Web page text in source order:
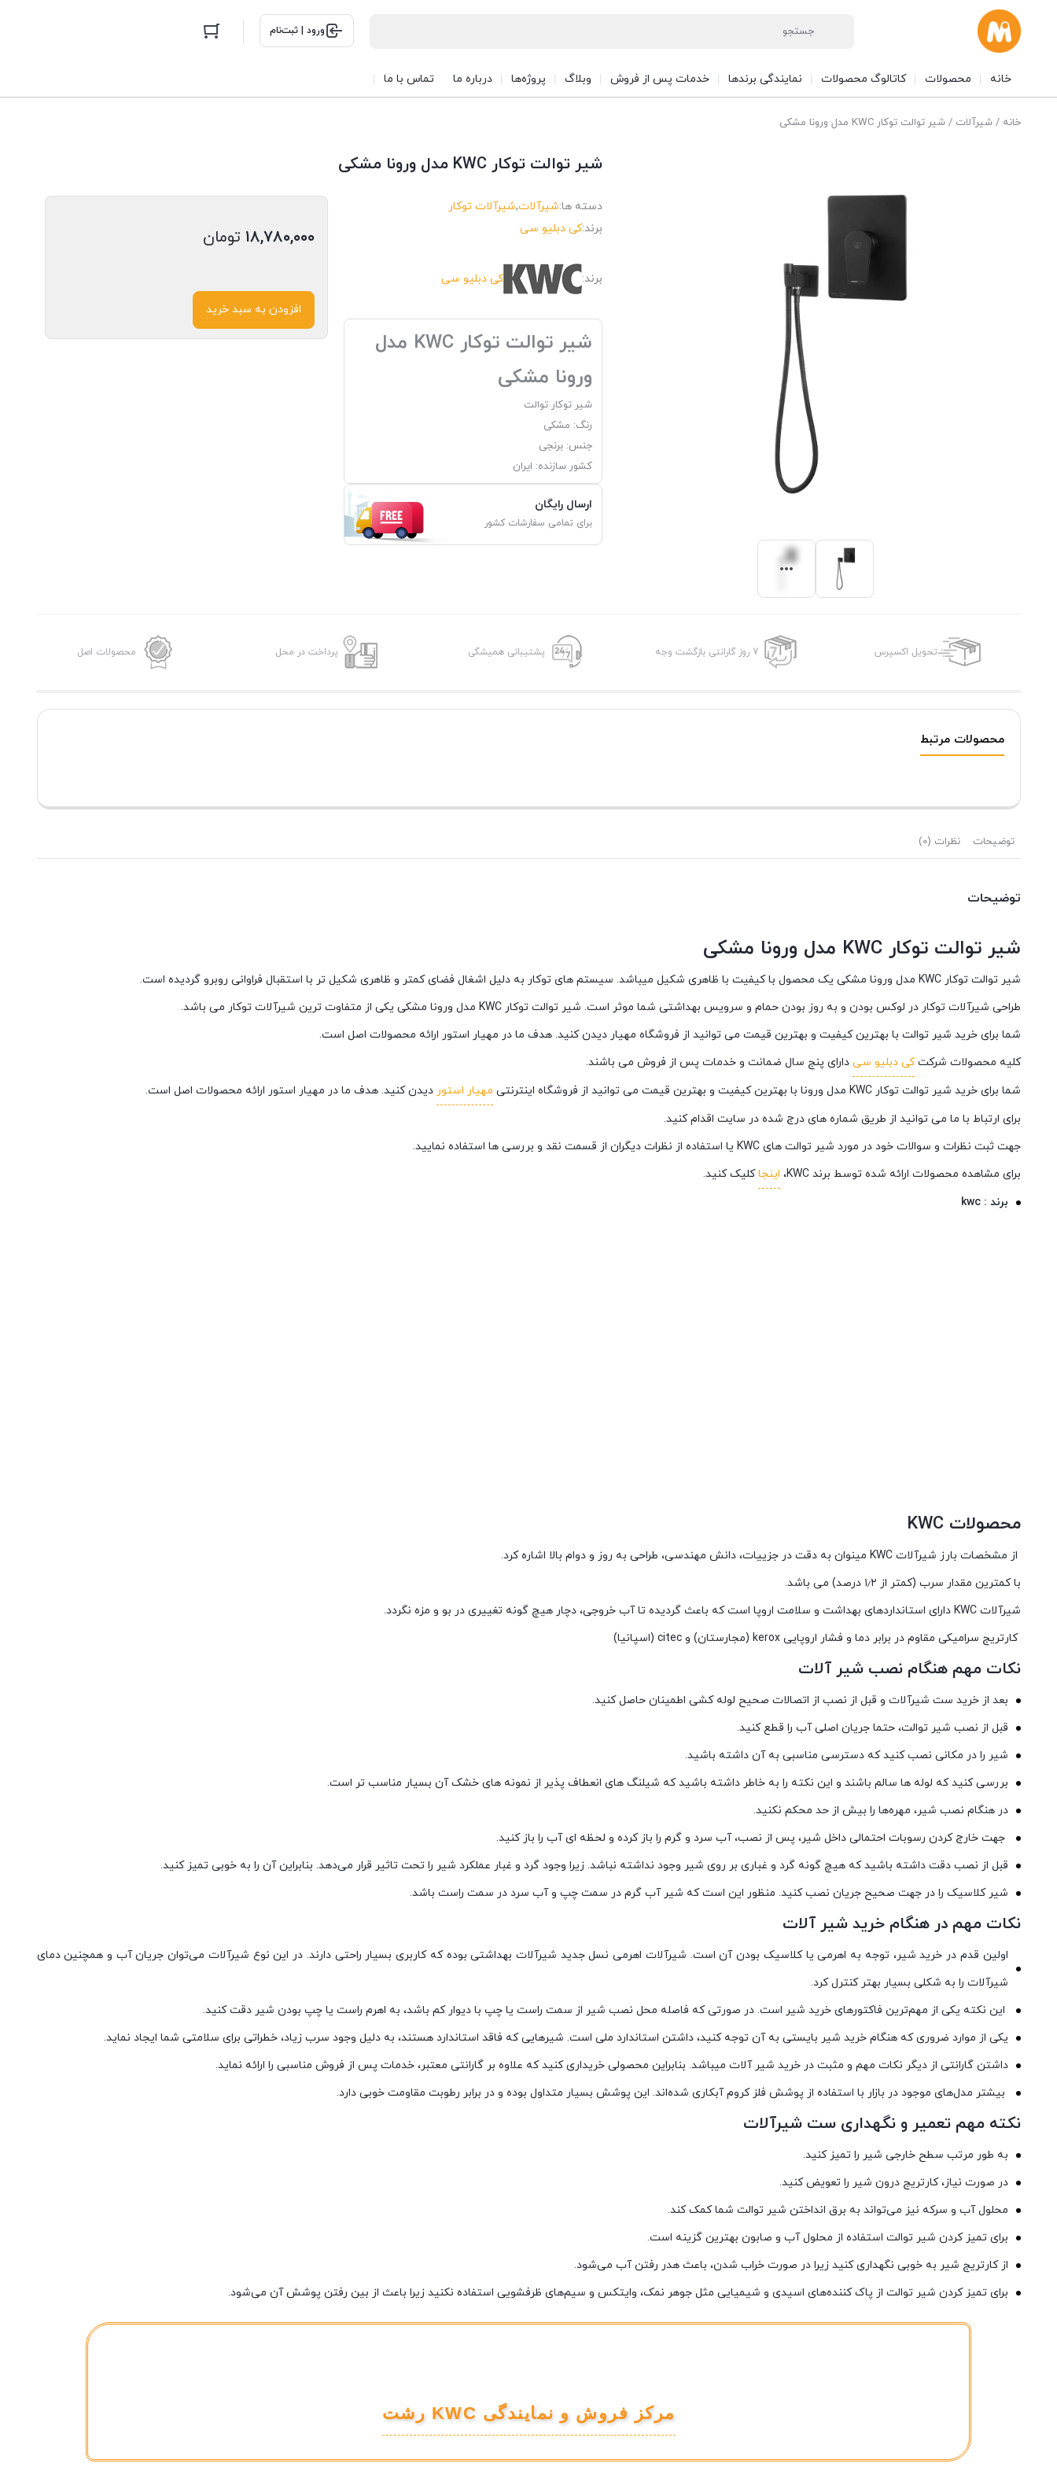
ورود | ثبت‌نام
خانه محصولات کاتالوگ محصولات نمایندگی برندها خدمات پس از فروش وبلاگ پروژه‌ها درباره ما تماس با ما
خانه /شیرآلات / شیر توالت توکار KWC مدل ورونا مشکی
شیر توالت توکار KWC مدل ورونا مشکی
دسته ها:شیرآلات,شیرآلات توکار
برند:کی دبلیو سی
برند: کی دبلیو سی
شیر توالت توکار KWC مدل
ورونا مشکی
شیر توکار توالت
رنگ: مشکی
جنس: برنجی
کشور سازنده: ایران
ارسال رایگان
برای تمامی سفارشات کشور
۱۸,۷۸۰,۰۰۰ تومان
افزودن به سبد خرید
تحویل اکسپرس 7 روز گارانتی بازگشت وجه پشتیبانی همیشگی پرداخت در محل محصولات اصل
محصولات مرتبط
توضیحات نظرات (0)
توضیحات
شیر توالت توکار KWC مدل ورونا مشکی
شیر توالت توکار KWC مدل ورونا مشکی یک محصول با کیفیت با ظاهری شکیل میباشد. سیستم های توکار به دلیل اشغال فضای کمتر و ظاهری شکیل تر با استقبال فراوانی روبرو گردیده است.
طراحی شیرآلات توکار در لوکس بودن و به روز بودن حمام و سرویس بهداشتی شما موثر است. شیر توالت توکار KWC مدل ورونا مشکی یکی از متفاوت ترین شیرآلات توکار می باشد.
شما برای خرید شیر توالت با بهترین کیفیت و بهترین قیمت می توانید از فروشگاه مهیار دیدن کنید. هدف ما در مهیار استور ارائه محصولات اصل است.
کلیه محصولات شرکتکی دبلیو سی دارای پنج سال ضمانت و خدمات پس از فروش می باشند.
شما برای خرید شیر توالت توکار KWC مدل ورونا با بهترین کیفیت و بهترین قیمت می توانید از فروشگاه اینترنتی
مهیار استور دیدن کنید. هدف ما در مهیار استور ارائه محصولات اصل است.
برای ارتباط با ما می توانید از طریق شماره های درج شده در سایت اقدام کنید.
جهت ثبت نظرات و سوالات خود در مورد شیر توالت های KWC یا استفاده از نظرات دیگران از قسمت نقد و بررسی ها استفاده نمایید.
برای مشاهده محصولات ارائه شده توسط برند KWC،
اینجاکلیک کنید.
برند : kwc
محصولات KWC
از مشخصات بارز شیرآلات KWC مینوان به دقت در جزییات، دانش مهندسی، طراحی به روز و دوام بالا اشاره کرد.
با کمترین مقدار سرب (کمتر از ۱٫۲ درصد) می باشد.
شیرآلات KWC دارای استانداردهای بهداشت و سلامت اروپا است که باعث گردیده تا آب خروجی، دچار هیچ گونه تغییری در بو و مزه نگردد.
کارتریج سرامیکی مقاوم در برابر دما و فشار اروپایی kerox (مجارستان) و citec (اسپانیا)
نکات مهم هنگام نصب شیر آلات
بعد از خرید ست شیرآلات و قبل از نصب از اتصالات صحیح لوله کشی اطمینان حاصل کنید.
قبل از نصب شیر توالت، حتما جریان اصلی آب را قطع کنید.
شیر را در مکانی نصب کنید که دسترسی مناسبی به آن داشته باشید.
بررسی کنید که لوله ها سالم باشند و این نکته را به خاطر داشته باشید که شیلنگ های انعطاف پذیر از نمونه های خشک آن بسیار مناسب تر است.
در هنگام نصب شیر، مهره‌ها را بیش از حد محکم نکنید.
جهت خارج کردن رسوبات احتمالی داخل شیر، پس از نصب، آب سرد و گرم را باز کرده و لحظه ای آب را باز کنید.
قبل از نصب دقت داشته باشید که هیچ گونه گرد و غباری بر روی شیر وجود نداشته نباشد. زیرا وجود گرد و غبار عملکرد شیر را تحت تاثیر قرار می‌دهد. بنابراین آن را به خوبی تمیز کنید.
شیر کلاسیک را در جهت صحیح جریان نصب کنید. منظور این است که شیر آب گرم در سمت چپ و آب سرد در سمت راست باشد.
نکات مهم در هنگام خرید شیر آلات
اولین قدم در خرید شیر، توجه به اهرمی یا کلاسیک بودن آن است. شیرآلات اهرمی نسل جدید شیرآلات بهداشتی بوده که کاربری بسیار راحتی دارند. در این نوع شیرآلات می‌توان جریان آب و همچنین دمای
شیرآلات را به شکلی بسیار بهتر کنترل کرد.
این نکته یکی از مهم‌ترین فاکتورهای خرید شیر است. در صورتی که فاصله محل نصب شیر از سمت راست یا چپ با دیوار کم باشد، به اهرم راست یا چپ بودن شیر دقت کنید.
یکی از موارد ضروری که هنگام خرید شیر بایستی به آن توجه کنید، داشتن استاندارد ملی است. شیرهایی که فاقد استاندارد هستند، به دلیل وجود سرب زیاد، خطراتی برای سلامتی شما ایجاد نماید.
داشتن گارانتی از دیگر نکات مهم و مثبت در خرید شیر آلات میباشد. بنابراین محصولی خریداری کنید که علاوه بر گارانتی معتبر، خدمات پس از فروش مناسبی را ارائه نماید.
بیشتر مدل‌های موجود در بازار با استفاده از پوشش فلز کروم آبکاری شده‌اند. این پوشش بسیار متداول بوده و در برابر رطوبت مقاومت خوبی دارد.
نکته مهم تعمیر و نگهداری ست شیرآلات
به طور مرتب سطح خارجی شیر را تمیز کنید.
در صورت نیاز، کارتریج درون شیر را تعویض کنید.
محلول آب و سرکه نیز می‌تواند به برق انداختن شیر توالت شما کمک کند.
برای تمیز کردن شیر توالت استفاده از محلول آب و صابون بهترین گزینه است.
از کارتریج شیر به خوبی نگهداری کنید زیرا در صورت خراب شدن، باعث هدر رفتن آب می‌شود.
برای تمیز کردن شیر توالت از پاک کننده‌های اسیدی و شیمیایی مثل جوهر نمک، وایتکس و سیم‌های ظرفشویی استفاده نکنید زیرا باعث از بین رفتن پوشش آن می‌شود.
مرکز فروش و نمایندگی KWC رشت